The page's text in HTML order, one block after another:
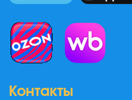
Контакты